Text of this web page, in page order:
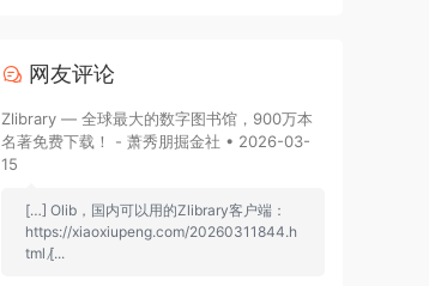
网友评论
Zlibrary — 全球最大的数字图书馆，900万本
名著免费下载！ - 萧秀朋掘金社 • 2026-03-
15
[…] Olib，国内可以用的Zlibrary客户端：
https://xiaoxiupeng.com/20260311844.h
tml [̷...